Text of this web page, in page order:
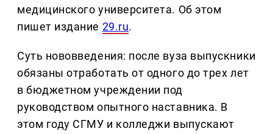
медицинского университета. Об этом
пишет издание 29.ru.
Суть нововведения: после вуза выпускники
обязаны отработать от одного до трех лет
в бюджетном учреждении под
руководством опытного наставника. В
этом году СГМУ и колледжи выпускают